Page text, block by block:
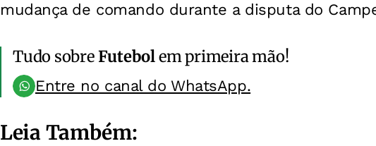
mudança de comando durante a disputa do
Tudo sobreFutebolem primeira mão!
Entre no canal do WhatsApp.
Leia Também: